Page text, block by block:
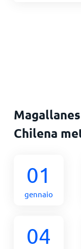
Chilena
01
gennaio
04